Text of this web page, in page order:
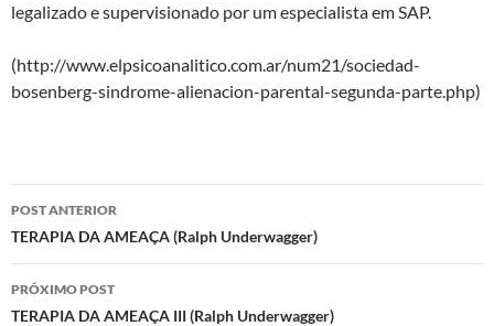
legalizado e supervisionado por um especialista em SAP.
(http://www.elpsicoanalitico.com.ar/num21/sociedad-
bosenberg-sindrome-alienacion-parental-segunda-parte.php)
Navegação
de
posts
POST ANTERIOR
TERAPIA DA AMEAÇA (Ralph Underwagger)
PRÓXIMO POST
TERAPIA DA AMEAÇA III (Ralph Underwagger)